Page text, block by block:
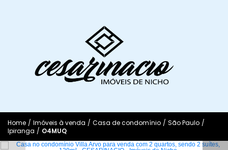
Home / Imóveis à venda / Casa de condomínio / São Paulo /
Ipiranga / O4MUQ